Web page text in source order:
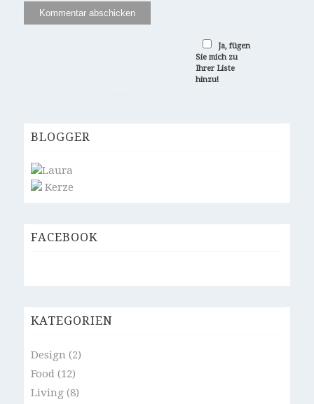
Ja, fügen
Sie mich zu
Ihrer Liste
hinzu!
BLOGGER
Laura
Kerze
FACEBOOK
KATEGORIEN
Design (2)
Food (12)
Living(8)